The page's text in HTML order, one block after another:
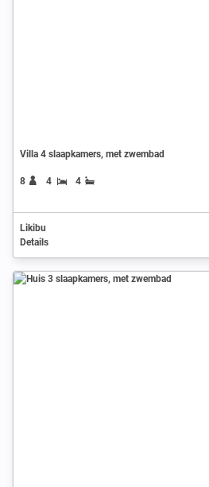
Villa 4 slaapkamers, met zwembad
8 4 4
Likibu
Details